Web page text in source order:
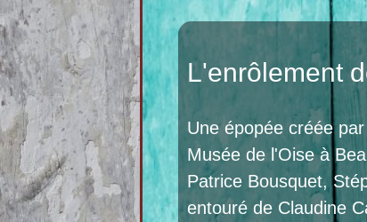
L'enrôlement
Une épopée créée
Musée de l'Oise à
Patrice Bousquet,
entouré de Claudine